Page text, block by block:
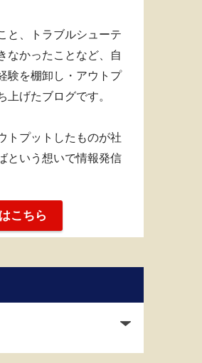
と、トラブルシューテ
なかったことなど、自
験を棚卸し・アウトプ
上げたブログです。
トプットしたものが社
という想いで情報発信
こちら